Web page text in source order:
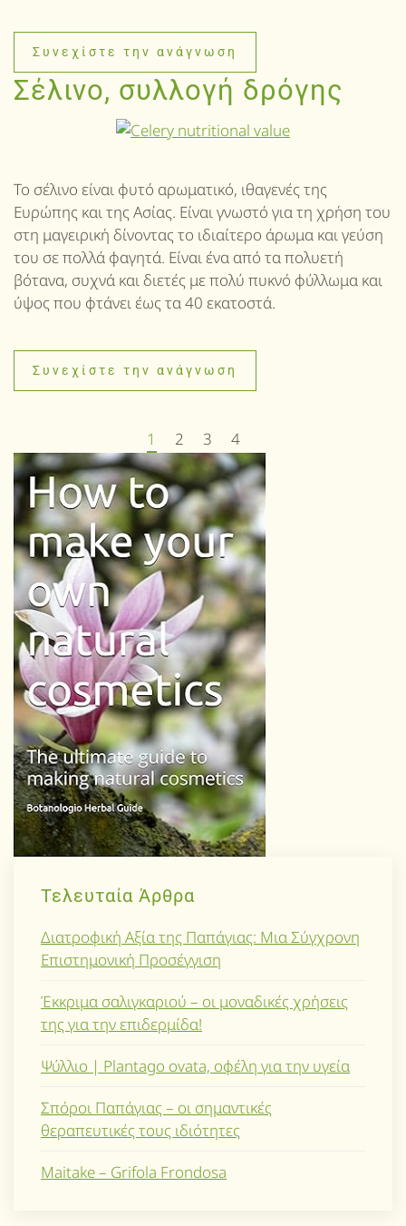
Συνεχίστε την ανάγνωση
Σέλινο, συλλογή δρόγης
Το σέλινο είναι φυτό αρωματικό, ιθαγενές της
Ευρώπης και της Ασίας. Είναι γνωστό για τη χρήση του
στη μαγειρική δίνοντας το ιδιαίτερο άρωμα και γεύση
του σε πολλά φαγητά. Είναι ένα από τα πολυετή
βότανα, συχνά και διετές με πολύ πυκνό φύλλωμα και
ύψος που φτάνει έως τα 40 εκατοστά.
Συνεχίστε την ανάγνωση
1 2 3 4
Τελευταία Άρθρα
Διατροφική Αξία της Παπάγιας: Μια Σύγχρονη
Επιστημονική Προσέγγιση
Έκκριμα σαλιγκαριού – οι μοναδικές χρήσεις
της για την επιδερμίδα!
Ψύλλιο | Plantago ovata, οφέλη για την υγεία
Σπόροι Παπάγιας – οι σημαντικές
θεραπευτικές τους ιδιότητες
Maitake – Grifola Frondosa